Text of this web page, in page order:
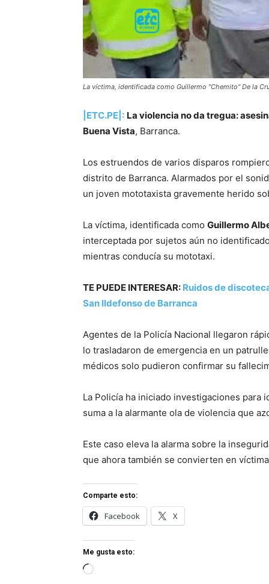
La víctima, identificada como Guillermo "Chemito" De la
|ETC.PE|: La violencia no da tregua:
Buena Vista, Barranca.
Los estruendos de varios disparos
distrito de Barranca. Alarmados por el
un joven mototaxista gravemente herido
La víctima, identificada como Guillermo
interceptada por sujetos aún no
mientras conducía su mototaxi.
TE PUEDE INTERESAR: Ruidos de
San Ildefonso de Barranca
Agentes de la Policía Nacional llegaron
lo trasladaron de emergencia en un
médicos solo pudieron confirmar su
La Policía ha iniciado investigaciones para
suma a la alarmante ola de violencia que
Este caso eleva la alarma sobre la
que ahora también se convierten en
Comparte esto:
Facebook X
Me gusta esto:
C